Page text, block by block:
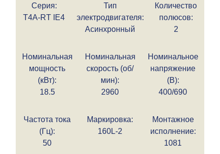
Серия:
T4A-RT IE4
Тип
электродвигателя:
Асинхронный
Количество
полюсов:
2
Номинальная
мощность
(кВт):
18.5
Номинальная
скорость (об/
мин):
2960
Номинальное
напряжение
(В):
400/690
Частота тока
(Гц):
50
Маркировка:
160L-2
Монтажное
исполнение:
1081